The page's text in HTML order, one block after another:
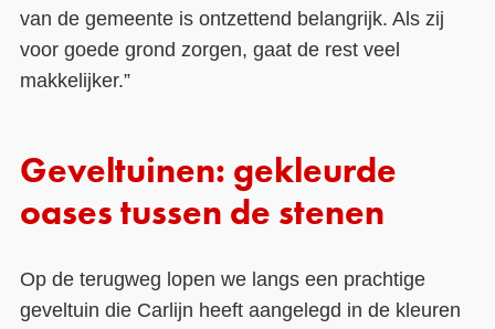
van de gemeente is ontzettend belangrijk. Als zij
voor goede grond zorgen, gaat de rest veel
makkelijker.”
Geveltuinen: gekleurde
oases tussen de stenen
Op de terugweg lopen we langs een prachtige
geveltuin die Carlijn heeft aangelegd in de kleuren